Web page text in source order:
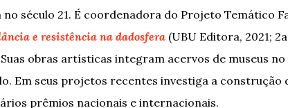
século 21. É coordenadora do Projeto Temático
e resistência na dadosfera (UBU Editora, 2021;
obras artísticas integram acervos de museus
Em seus projetos recentes investiga a
prêmios nacionais e internacionais.